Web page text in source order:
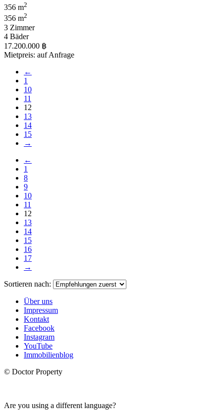
356 m2
356 m2
3 Zimmer
4 Bäder
17.200.000 ฿
Mietpreis: auf Anfrage
←
1
10
11
12
13
14
15
→
←
1
8
9
10
11
12
13
14
15
16
17
→
Sortieren nach:
Über uns
Impressum
Kontakt
Facebook
Instagram
YouTube
Immobilienblog
© Doctor Property
Are you using a different language?